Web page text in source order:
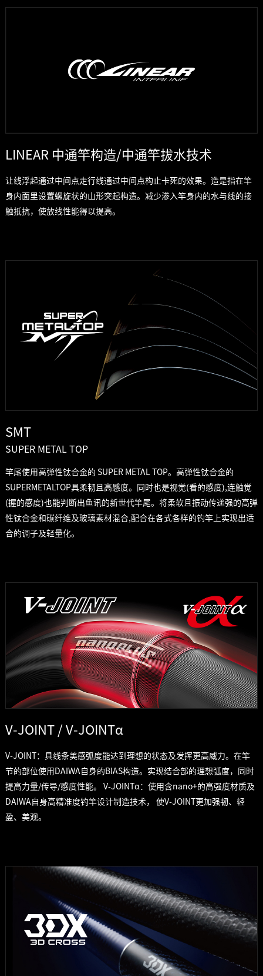
LINEAR 中通竿构造/中通竿拔水技术
让线浮起通过中间点走行线通过中间点构止卡死的效果。造是指在竿
身内面里设置螺旋状的山形突起构造。减少渗入竿身内的水与线的接
触抵抗，使放线性能得以提高。
SMT
SUPER METAL TOP
竿尾使用高弹性钛合金的 SUPER METAL TOP。高弹性钛合金的
SUPERMETALTOP具柔韧且高感度。同时也是视觉(看的感度),连触觉
(握的感度)也能判断出鱼讯的新世代竿尾。将柔软且振动传递强的高弹
性钛合金和碳纤维及玻璃素材混合,配合在各式各样的钓竿上实现出适
合的调子及轻量化。
V-JOINT / V-JOINTα
V-JOINT：具线条美感弧度能达到理想的状态及发挥更高威力。在竿
节的部位使用DAIWA自身的BIAS构造。实现结合部的理想弧度，同时
提高力量/传导/感度性能。 V-JOINTα：使用含nano+的高强度材质及
DAIWA自身高精准度钓竿设计制造技术， 使V-JOINT更加强韧、轻
盈、美观。